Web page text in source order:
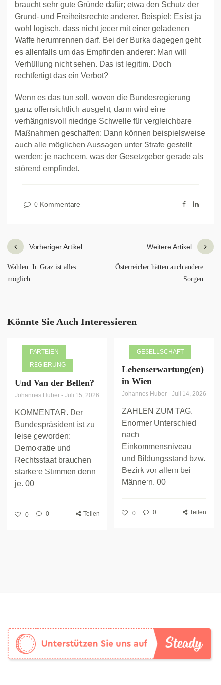
braucht sehr gute Gründe dafür; etwa den Schutz der
Grund- und Freiheitsrechte anderer. Beispiel: Es ist ja
wohl logisch, dass nicht jeder mit einer geladenen
Waffe herumrennen darf. Bei der Burka dagegen geht
es allenfalls um das Empfinden anderer: Man will
Verhüllung nicht sehen. Das ist legitim. Doch
rechtfertigt das ein Verbot?
Wenn es das tun soll, wovon die Bundesregierung
ganz offensichtlich ausgeht, dann wird eine
verhängnisvoll niedrige Schwelle für vergleichbare
Maßnahmen geschaffen: Dann können beispielsweise
auch alle möglichen Aussagen unter Strafe gestellt
werden; je nachdem, was der Gesetzgeber gerade als
störend empfindet.
0 Kommentare
Vorheriger Artikel
Wahlen: In Graz ist alles
möglich
Weitere Artikel
Österreicher hätten auch andere
Sorgen
Könnte Sie Auch Interessieren
PARTEIEN
REGIERUNG
Und Van der Bellen?
Johannes Huber - Juli 15, 2026
KOMMENTAR. Der
Bundespräsident ist zu
leise geworden:
Demokratie und
Rechtsstaat brauchen
stärkere Stimmen denn
je. 00
0 0 Teilen
GESELLSCHAFT
Lebenserwartung(en)
in Wien
Johannes Huber - Juli 14, 2026
ZAHLEN ZUM TAG.
Enormer Unterschied
nach
Einkommensniveau
und Bildungsstand bzw.
Bezirk vor allem bei
Männern. 00
0 0 Teilen